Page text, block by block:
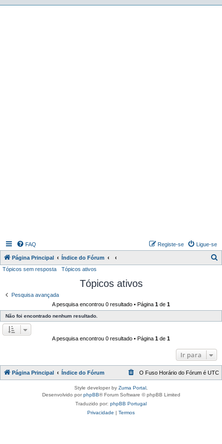
FAQ Ligue-se
Registe-se
Página Principal Índice do Fórum
Tópicos sem resposta Tópicos ativos
Tópicos ativos
Pesquisa avançada
A pesquisa encontrou 0 resultado • Página 1 de 1
Não foi encontrado nenhum resultado.
A pesquisa encontrou 0 resultado • Página 1 de 1
Ir para
Página Principal Índice do Fórum O Fuso Horário do Fórum é UTC
Style developer by Zuma Portal
Desenvolvido porphpBB® Forum Software © phpBB Limited
Traduzido por: phpBB Portugal
Privacidade | Termos